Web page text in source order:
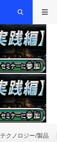
テクノロジー/製品